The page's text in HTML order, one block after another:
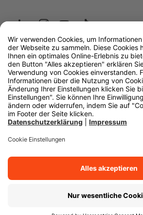
Wüstenrot
W&W Gruppe
OLB Bank
Makler
Impressum
Datenschutz
Rechtliche Hinweise
Cookie-Einstellungen
Zurück zum Anfang